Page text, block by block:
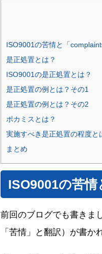
ISO9001の苦情と「
是正処置とは？
ISO9001の是正処置とは？
是正処置の例とは？その1
是正処置の例とは？その2
ポカミスとは？
実施すべき是正処置の程度と
まとめ
ISO9001の苦
前回のブログでも書きま
「苦情」と翻訳）が書か